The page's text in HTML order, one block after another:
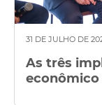
31 DE JULHO DE
As três